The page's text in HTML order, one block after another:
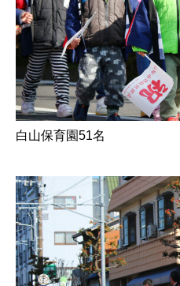
白山保育園51名